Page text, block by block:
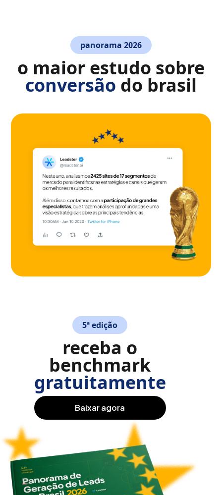
panorama 2026
o maior estudo sobre
conversão do brasil
5ª edição
receba o
benchmark
gratuitamente
baixar agora